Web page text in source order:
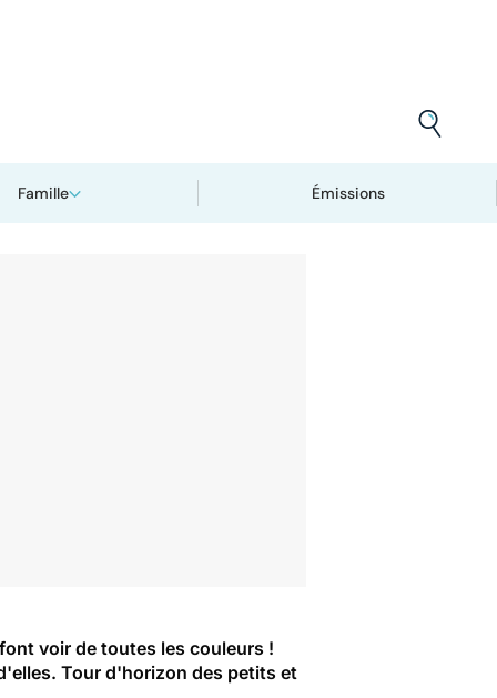
Famille Émissions
voir de toutes les couleurs !
Tour d'horizon des petits et